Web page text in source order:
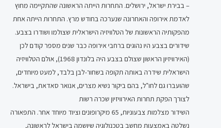
– בבירת ישראל, ירושלים. התחרות הייתה הראשונה שהתקיימה מחוץ
לאדמת אירופה והאחרונה שנערכה בחודש מרץ. התחרות הייתה אחת
מהפקותיה הראשונות של הטלוויזיה הישראלית שצולמו ושודרו בצבע.
שידורים בצבע היו נהוגים ברחבי אירופה כבר שנים מספר קודם לכן
(האירוויזיון הראשון שצולם בצבע היה בלונדון 1968), אולם הטלוויזיה
הישראלית שידרה באותה תקופה בשחור-לבן בלבד, למעט מיוחדים,
שהועברו גם לחו"ל, בהם ביקור נשיא מצרים, אנואר סאדאת, בישראל.
לצורך הפקת תחרות האירוויזיון שכרה רשות
השידור מצלמות צבעוניות, 65 מיקרופונים וציוד מיוחד אחר. התפאורה
נשלטה באמצעות מחשב בטכנולוגיה שיושמה בישראל לראשונה,